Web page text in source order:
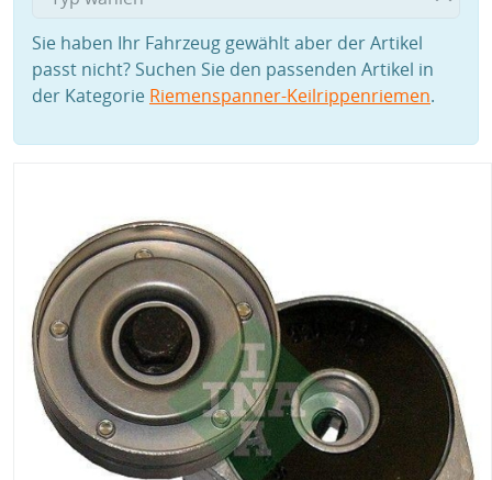
Sie haben Ihr Fahrzeug gewählt aber der Artikel
passt nicht? Suchen Sie den passenden Artikel in
der Kategorie Riemenspanner-Keilrippenriemen.